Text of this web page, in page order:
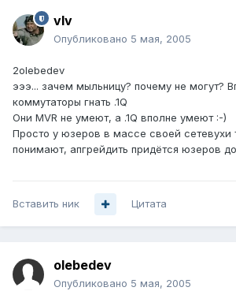
vIv
Опубликовано 5 мая, 2005
2olebedev
эээ... зачем мыльницу? почему не могут?
коммутаторы гнать .1Q
Они MVR не умеют, а .1Q вполне умеют :-)
Просто у юзеров в массе своей сетевухи
понимают, апгрейдить придётся юзеров до
Вставить ник Цитата
olebedev
Опубликовано 5 мая, 2005